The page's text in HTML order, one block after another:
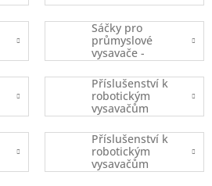
Sáčky pro
průmyslové
vysavače -
balené
Příslušenství k
robotickým
vysavačům
iRobot
Příslušenství k
robotickým
vysavačům
Ecovacs